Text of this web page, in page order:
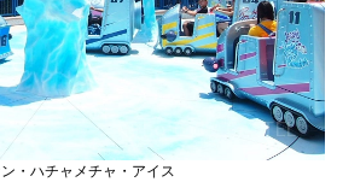
ン・ハチャメチャ・アイス